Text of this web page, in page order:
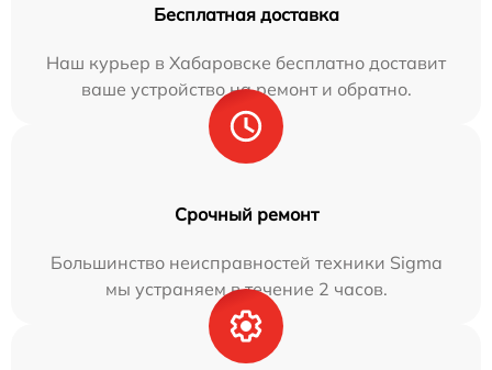
Бесплатная доставка
Наш курьер в Хабаровске бесплатно доставит
ваше устройство на ремонт и обратно.
Срочный ремонт
Большинство неисправностей техники Sigma
мы устраняем в течение 2 часов.